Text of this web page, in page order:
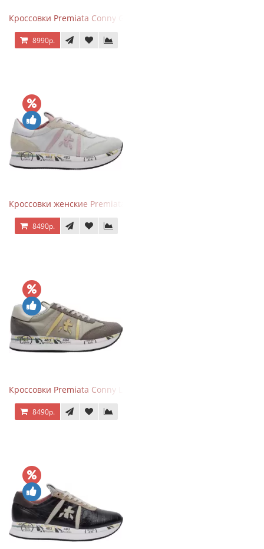
Кроссовки Premiata Conny Gray Brown
8990р.
Кроссовки женские Premiata Conny бежево-серые с розовым
8490р.
Кроссовки Premiata Conny Leather Beige
8490р.